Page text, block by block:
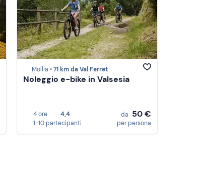
Mollia •71 km da Val Ferret
Noleggio e-bike in Valsesia
4 ore
4,4
1-10 partecipanti
da 50 €
per persona